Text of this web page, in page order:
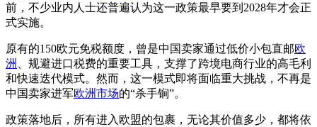
前，不少业内人士还普遍认为这一政策最早要到2028年才会正
式实施。
原有的150欧元免税额度，曾是中国卖家通过低价小包直邮欧
洲
、规避进口税费的重要工具，支撑了跨境电商行业的高毛利
和快速迭代模式。然而，这一模式即将面临重大挑战，不再是
中国卖家进军欧洲市场的“杀手锏”。
政策落地后，所有进入欧盟的包裹，无论其价值多少，都将依